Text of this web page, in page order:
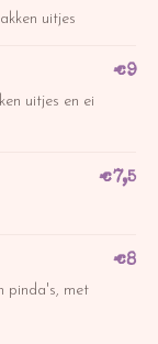
uitjes
uitjes en ei
€9
€7,5
pinda's, met
€8